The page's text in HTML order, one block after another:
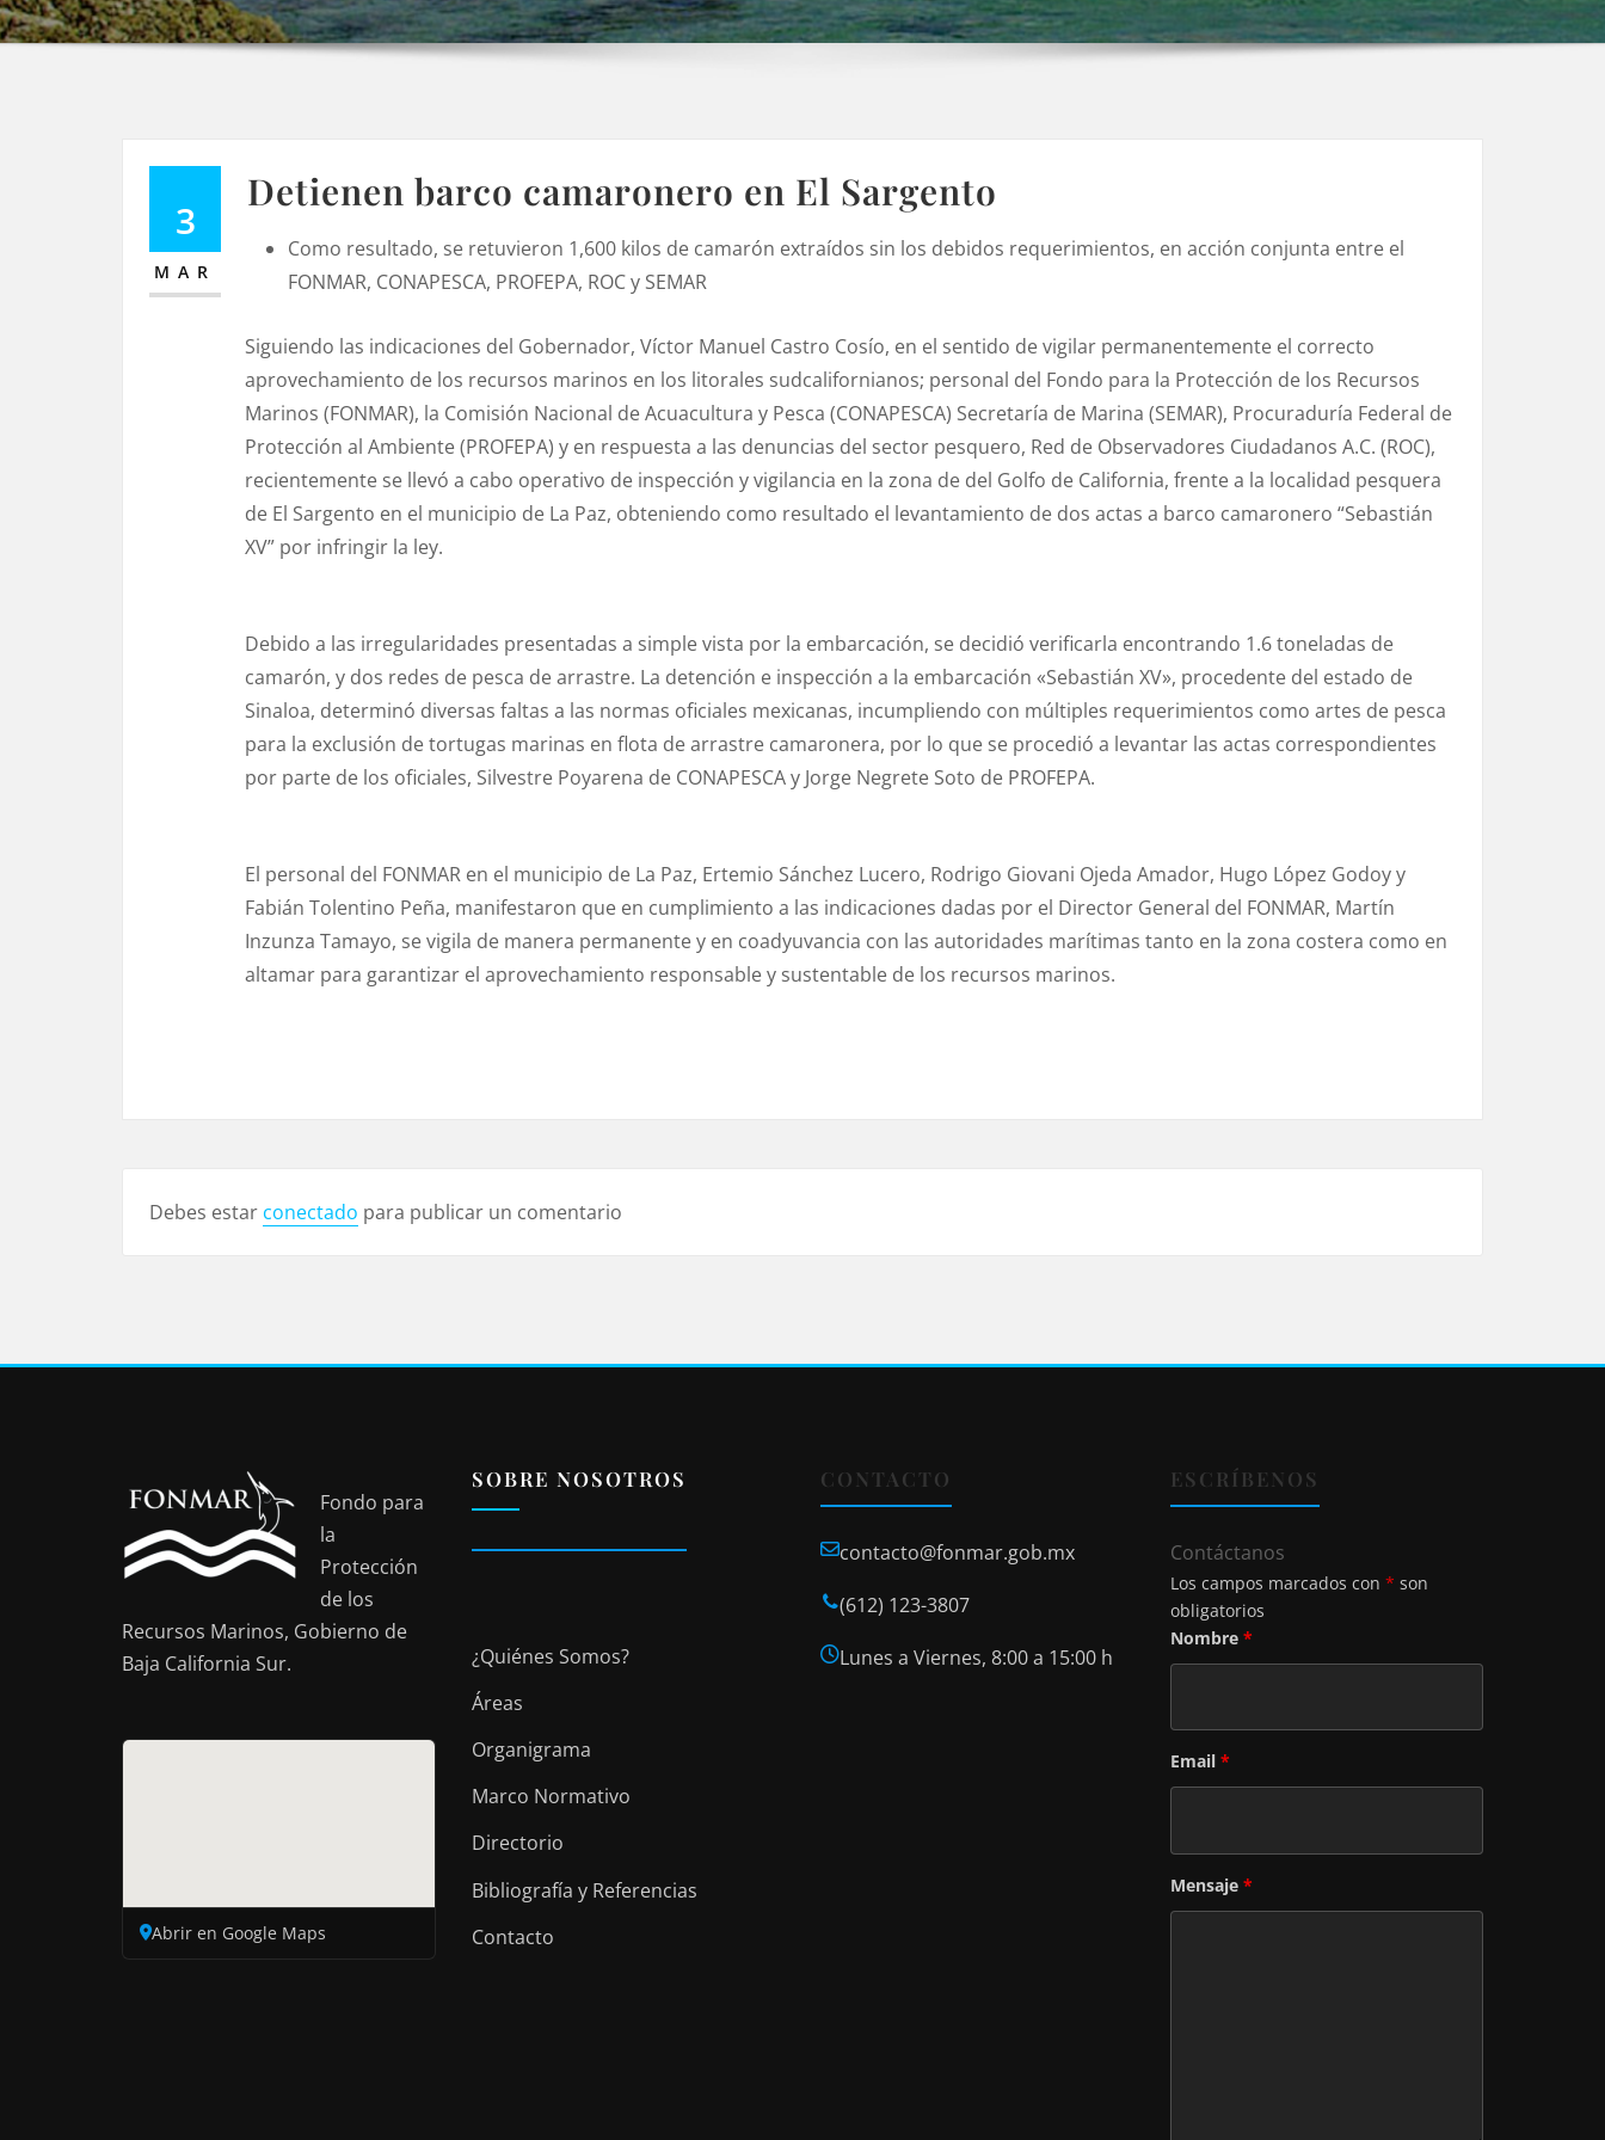
3
MAR
Detienen barco camaronero en El Sargento
Como resultado, se retuvieron 1,600 kilos de camarón extraídos sin los debidos requerimientos, en acción conjunta entre el
FONMAR, CONAPESCA, PROFEPA, ROC y SEMAR
Siguiendo las indicaciones del Gobernador, Víctor Manuel Castro Cosío, en el sentido de vigilar permanentemente el correcto
aprovechamiento de los recursos marinos en los litorales sudcalifornianos; personal del Fondo para la Protección de los Recursos
Marinos (FONMAR), la Comisión Nacional de Acuacultura y Pesca (CONAPESCA) Secretaría de Marina (SEMAR), Procuraduría Federal de
Protección al Ambiente (PROFEPA) y en respuesta a las denuncias del sector pesquero, Red de Observadores Ciudadanos A.C. (ROC),
recientemente se llevó a cabo operativo de inspección y vigilancia en la zona de del Golfo de California, frente a la localidad pesquera
de El Sargento en el municipio de La Paz, obteniendo como resultado el levantamiento de dos actas a barco camaronero “Sebastián
XV” por infringir la ley.
Debido a las irregularidades presentadas a simple vista por la embarcación, se decidió verificarla encontrando 1.6 toneladas de
camarón, y dos redes de pesca de arrastre. La detención e inspección a la embarcación «Sebastián XV», procedente del estado de
Sinaloa, determinó diversas faltas a las normas oficiales mexicanas, incumpliendo con múltiples requerimientos como artes de pesca
para la exclusión de tortugas marinas en flota de arrastre camaronera, por lo que se procedió a levantar las actas correspondientes
por parte de los oficiales, Silvestre Poyarena de CONAPESCA y Jorge Negrete Soto de PROFEPA.
El personal del FONMAR en el municipio de La Paz, Ertemio Sánchez Lucero, Rodrigo Giovani Ojeda Amador, Hugo López Godoy y
Fabián Tolentino Peña, manifestaron que en cumplimiento a las indicaciones dadas por el Director General del FONMAR, Martín
Inzunza Tamayo, se vigila de manera permanente y en coadyuvancia con las autoridades marítimas tanto en la zona costera como en
altamar para garantizar el aprovechamiento responsable y sustentable de los recursos marinos.
Debes estar conectado para publicar un comentario
Fondo para
la
Protección
de los
Recursos Marinos, Gobierno de
Baja California Sur.
Abrir en Google Maps
SOBRE NOSOTROS
¿Quiénes Somos?
Áreas
Organigrama
Marco Normativo
Directorio
Bibliografía y Referencias
Contacto
CONTACTO
contacto@fonmar.gob.mx
(612) 123-3807
Lunes a Viernes, 8:00 a 15:00 h
ESCRÍBENOS
Contáctanos
Los campos marcados con * son
obligatorios
Nombre *
Email *
Mensaje *